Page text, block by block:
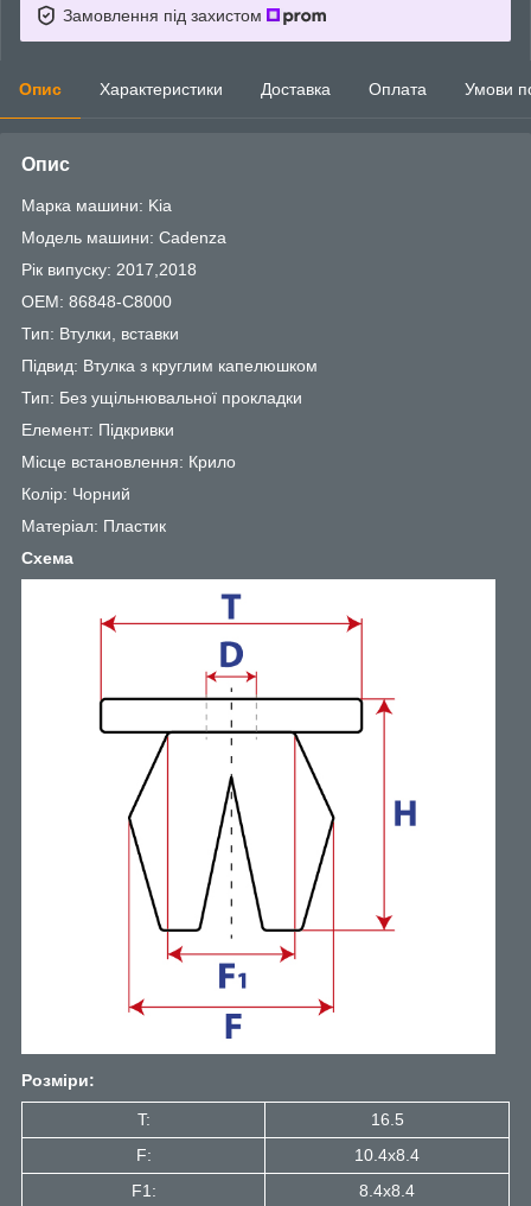
Замовлення під захистом
Опис Характеристики Доставка Оплата Умови
Опис
Марка машини: Kia
Модель машини: Cadenza
Рік випуску: 2017,2018
OEM: 86848-C8000
Тип: Втулки, вставки
Підвид: Втулка з круглим капелюшком
Тип: Без ущільнювальної прокладки
Елемент: Підкривки
Місце встановлення: Крило
Колір: Чорний
Матеріал: Пластик
Схема
Розміри:
T:
16.5
F:
10.4x8.4
F1:
8.4x8.4